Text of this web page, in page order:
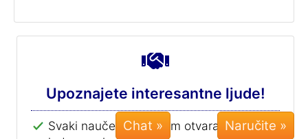
Upoznajete interesantne ljude!
Svaki naučeni jezik Vam otvara vrata u
Chat »